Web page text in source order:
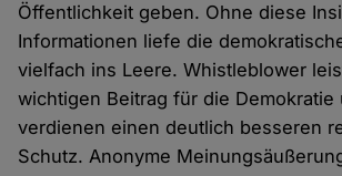
Öffentlichkeit geben. Ohne diese
Informationen liefe die
vielfach ins Leere. Whistleblower
wichtigen Beitrag für die Demokratie
verdienen einen deutlich besseren
Schutz. Anonyme